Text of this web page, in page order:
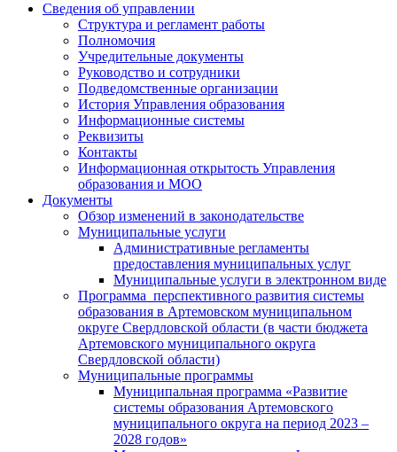
Сведения об управлении
Структура и регламент работы
Полномочия
Учредительные документы
Руководство и сотрудники
Подведомственные организации
История Управления образования
Информационные системы
Реквизиты
Контакты
Информационная открытость Управления
образования и МОО
Документы
Обзор изменений в законодательстве
Муниципальные услуги
Административные регламенты
предоставления муниципальных услуг
Муниципальные услуги в электронном виде
Программа перспективного развития системы
образования в Артемовском муниципальном
округе Свердловской области (в части бюджета
Артемовского муниципального округа
Свердловской области)
Муниципальные программы
Муниципальная программа «Развитие
системы образования Артемовского
муниципального округа на период 2023 –
2028 годов»